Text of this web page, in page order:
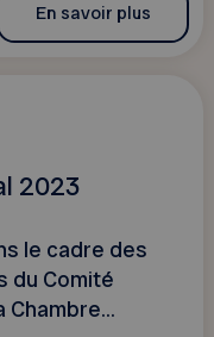
En savoir plus
2023
le cadre des
du Comité